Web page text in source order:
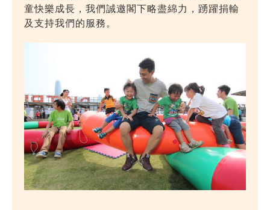
童快樂成長，我們誠邀閣下略盡綿力，踴躍捐輸
及支持我們的服務。